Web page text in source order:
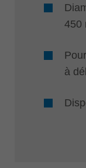
450
à